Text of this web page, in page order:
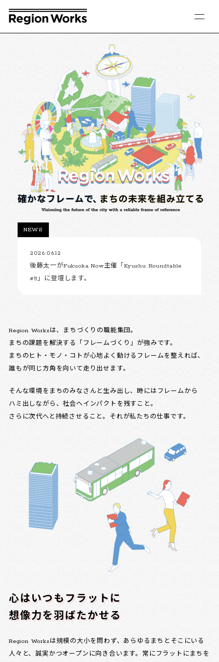
NEWS
2026.06.12
後藤太一がFukuoka Now主催「Kyushu Roundtable
#5」に登壇します。
Region Worksは、まちづくりの職能集団。
まちの課題を解決する「フレームづくり」が強みです。
まちのヒト・モノ・コトが心地よく動けるフレームを整えれば、
誰もが同じ方角を向いて走り出せます。
そんな環境をまちのみなさんと生み出し、時にはフレームから
ハミ出しながら、社会へインパクトを残すこと。
さらに次代へと持続させること。それが私たちの仕事です。
心はいつもフラットに
想像力を羽ばたかせる
Region Worksは規模の大小を問わず、あらゆるまちとそこにいる
人々と、誠実かつオープンに向き合います。常にフラットにまちを